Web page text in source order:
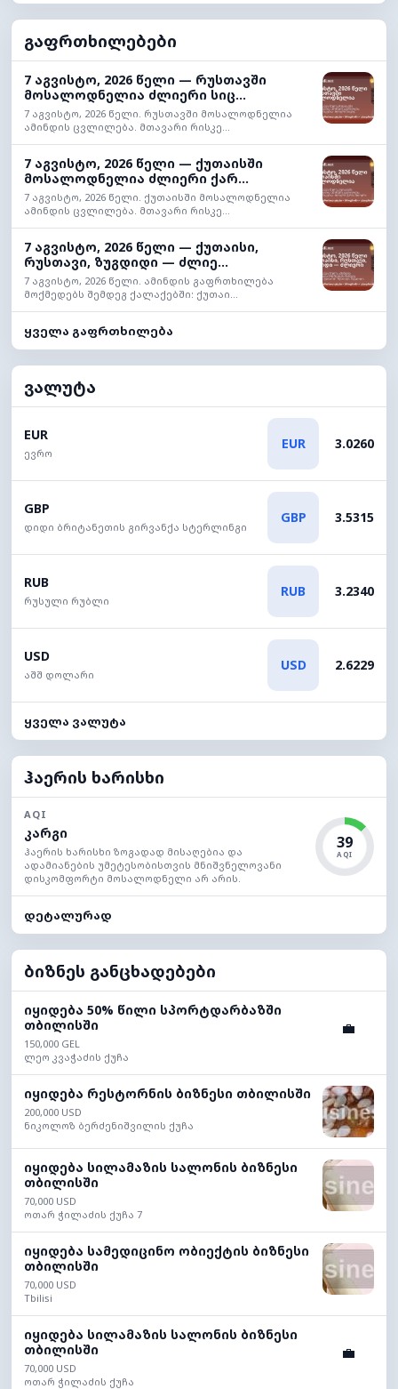
გაფრთხილებები
7 აგვისტო, 2026 წელი — რუსთავში
მოსალოდნელია ძლიერი სიც...
7 აგვისტო, 2026 წელი. რუსთავში მოსალოდნელია
ამინდის ცვლილება. მთავარი რისკე...
7 აგვისტო, 2026 წელი — ქუთაისში
მოსალოდნელია ძლიერი ქარ...
7 აგვისტო, 2026 წელი. ქუთაისში მოსალოდნელია
ამინდის ცვლილება. მთავარი რისკე...
7 აგვისტო, 2026 წელი — ქუთაისი,
რუსთავი, ზუგდიდი — ძლიე...
7 აგვისტო, 2026 წელი. ამინდის გაფრთხილება
მოქმედებს შემდეგ ქალაქებში: ქუთაი...
ყველა გაფრთხილება
ვალუტა
EUR
ევრო
EUR 3.0260
GBP
დიდი ბრიტანეთის გირვანქა სტერლინგი
GBP 3.5315
RUB
რუსული რუბლი
RUB 3.2340
USD
აშშ დოლარი
USD 2.6229
ყველა ვალუტა
ჰაერის ხარისხი
AQI
კარგი
ჰაერის ხარისხი ზოგადად მისაღებია და
ადამიანების უმეტესობისთვის მნიშვნელოვანი
დისკომფორტი მოსალოდნელი არ არის.
39
AQI
დეტალურად
ბიზნეს განცხადებები
იყიდება 50% წილი სპორტდარბაზში
თბილისში
150,000 GEL
ლეო კვაჭაძის ქუჩა
💼
იყიდება რესტორნის ბიზნესი თბილისში
200,000 USD
ნიკოლოზ ბერძენიშვილის ქუჩა
იყიდება სილამაზის სალონის ბიზნესი
თბილისში
70,000 USD
ოთარ ჭილაძის ქუჩა 7
იყიდება სამედიცინო ობიექტის ბიზნესი
თბილისში
70,000 USD
Tbilisi
იყიდება სილამაზის სალონის ბიზნესი
თბილისში
70,000 USD
ოთარ ჭილაძის ქუჩა
💼